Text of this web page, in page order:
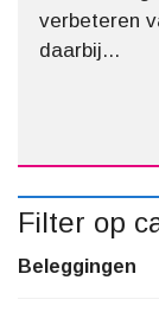
verbeteren
daarbij...
Filter op
Beleggingen